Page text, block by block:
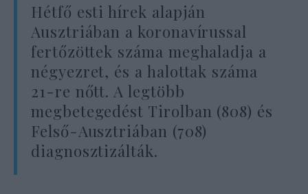
Hétfő esti hírek alapján
Ausztriában a koronavírussal
fertőzöttek száma meghaladja a
négyezret, és a halottak száma
21-re nőtt. A legtöbb
megbetegedést Tirolban (808) és
Felső-Ausztriában (708)
diagnosztizálták.